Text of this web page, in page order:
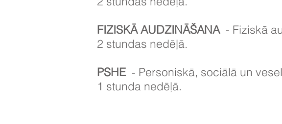
FIZISKĀ AUDZINĀŠANA- Fiziskā
2 stundas nedēļā.
PSHE - Personiskā, sociālā un
1 stunda nedēļā.